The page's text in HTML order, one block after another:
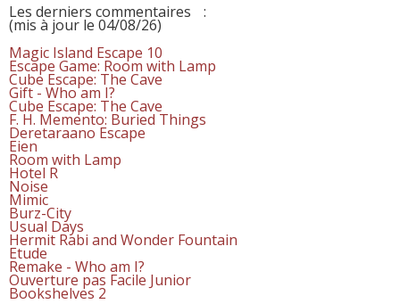
Les derniers commentaires
:
(mis à jour le 04/08/26)
Magic Island Escape 10
Escape Game: Room with Lamp
Cube Escape: The Cave
Gift - Who am I?
Cube Escape: The Cave
F. H. Memento: Buried Things
Deretaraano Escape
Eien
Room with Lamp
Hotel R
Noise
Mimic
Burz-City
Usual Days
Hermit Rabi and Wonder Fountain
Etude
Remake - Who am I?
Ouverture pas Facile Junior
Bookshelves 2